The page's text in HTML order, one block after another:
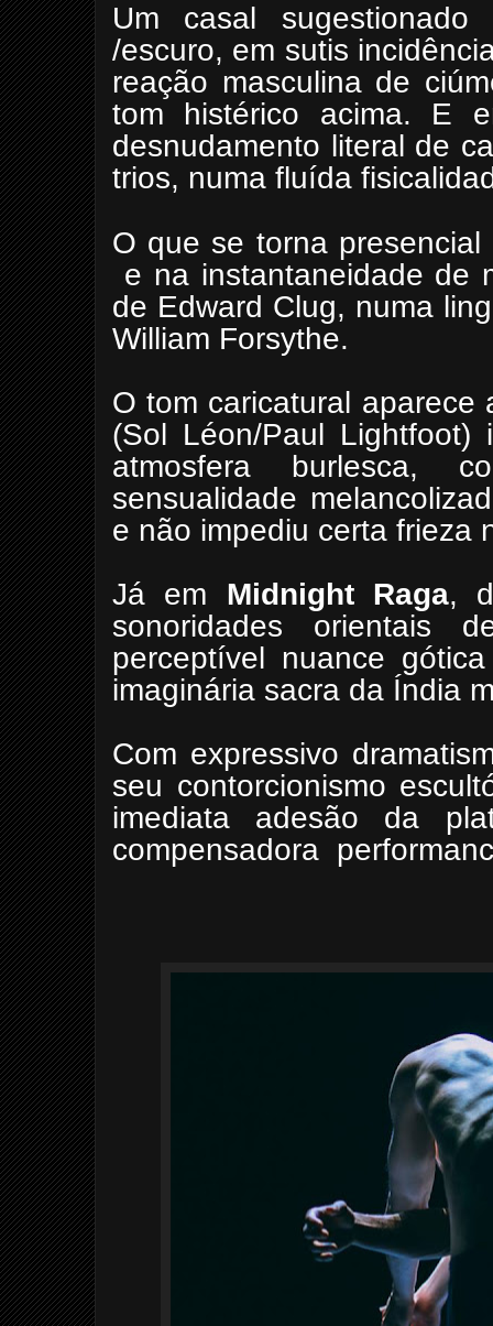
Um casal
/escuro, em sutis
reação masculina de
tom histérico acima. E
desnudamento literal de
trios, numa fluída
O que se torna
e na instantaneidade de
de Edward Clug, numa
William Forsythe.
O tom caricatural
(Sol Léon/Paul Lightfoot)
atmosfera burlesca,
sensualidade
e não impediu certa frieza
Já em Midnight Raga,
sonoridades
perceptível nuance
imaginária sacra da Índia
Com expressivo
seu contorcionismo
imediata adesão da
compensadora